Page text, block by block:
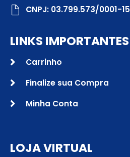
CNPJ: 03.799.573/0001-15
LINKS IMPORTANTES
Carrinho
Finalize sua Compra
Minha Conta
LOJA VIRTUAL